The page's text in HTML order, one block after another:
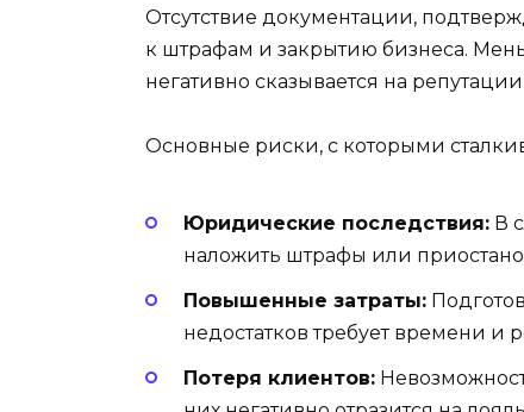
Отсутствие документации,
к штрафам и закрытию бизнеса.
негативно сказывается на
Основные риски, с которыми
Юридические последствия: В
наложить штрафы или
Повышенные затраты:
недостатков требует времени и
Потеря клиентов: